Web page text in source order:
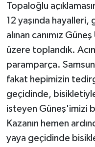
Topaloğlu
12 yaşında
alınan canımız
üzere toplandık.
paramparça.
fakat hepimizin
geçidinde,
isteyen Güneş'imizi
Kazanın hemen
yaya geçidinde